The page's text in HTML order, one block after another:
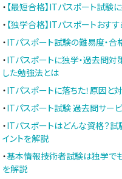
・ 【最短合格】ITパスポート試
・ 【独学合格】ITパスポートおす
・ITパスポート試験の難易度・合
・ITパスポートに独学・過去問
した勉強法とは
・ITパスポートに落ちた！原因と
・ITパスポート試験 過去問サー
・ITパスポートはどんな資格？
イントを解説
・基本情報技術者試験は独学で
を解説